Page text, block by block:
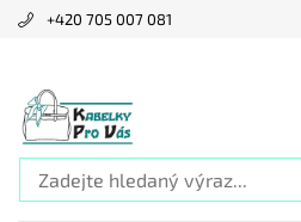
+420 705 007 081